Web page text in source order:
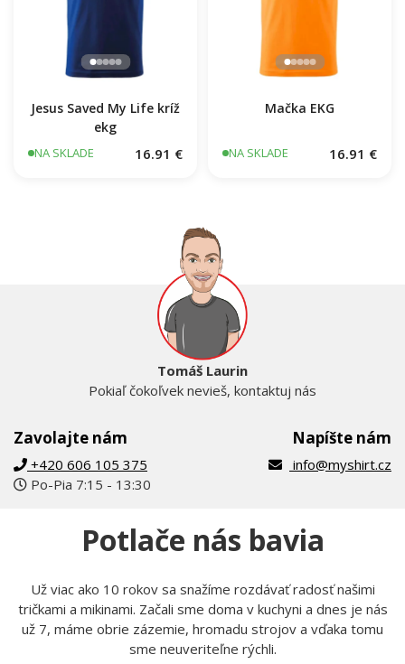
Jesus Saved My Life kríž
ekg
NA SKLADE 16.91 €
Mačka EKG
NA SKLADE 16.91 €
Zavolajte nám
+420 606 105 375
Po-Pia 7:15 - 13:30
Tomáš Laurin
Pokiaľ čokoľvek nevieš, kontaktuj nás
Napíšte nám
info@myshirt.cz
Potlače nás bavia
Už viac ako 10 rokov sa snažíme rozdávať radosť našimi
tričkami a mikinami. Začali sme doma v kuchyni a dnes je nás
už 7, máme obrie zázemie, hromadu strojov a vďaka tomu
sme neuveriteľne rýchli.